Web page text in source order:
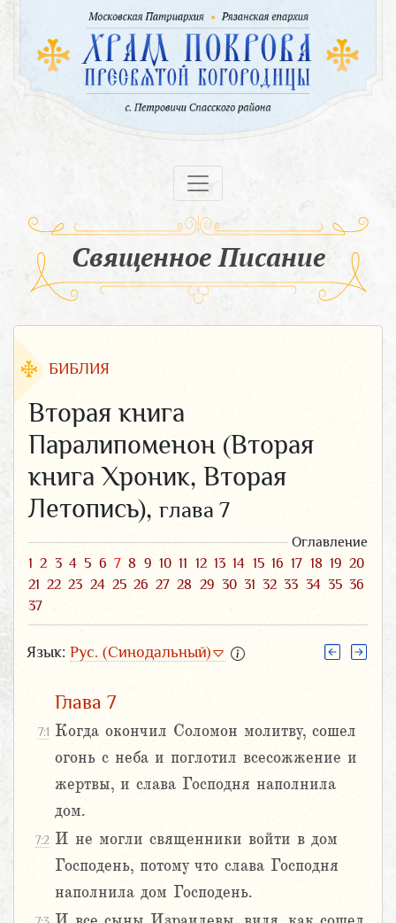
Священное Писание
БИБЛИЯ
Вторая книга
Паралипоменон (Вторая
книга Хроник, Вторая
Летопись), глава 7
Оглавление
1 2 3 4 5 6 7 8 9 10 11 12 13 14 15 16 17 18 19 20
21 22 23 24 25 26 27 28 29 30 31 32 33 34 35 36
37
Язык: Рус. (Синодальный)
Глава 7
7:1 Когда окончил Соломон молитву, сошел
огонь с неба и поглотил всесожжение и
жертвы, и слава Господня наполнила
дом.
7:2 И не могли священники войти в дом
Господень, потому что слава Господня
наполнила дом Господень.